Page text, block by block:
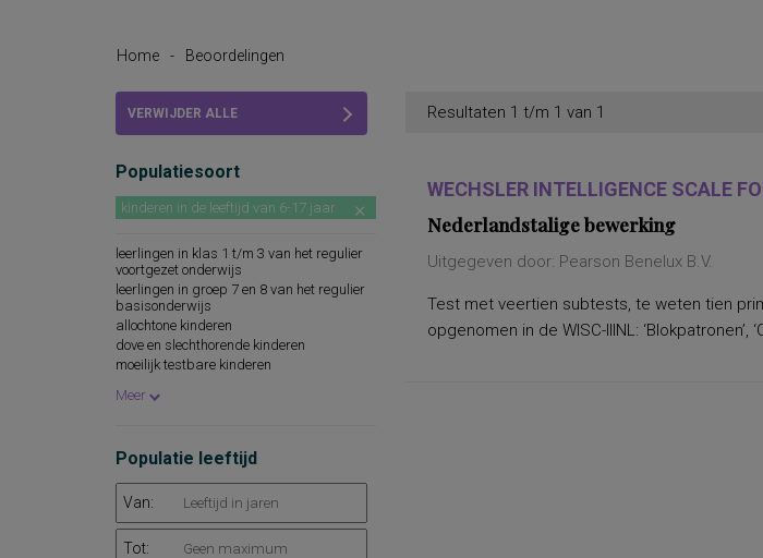
Home - Beoordelingen
VERWIJDER ALLE
Populatiesoort
kinderen in de leeftijd van 6-17 jaar
leerlingen in klas 1 t/m 3 van het regulier
voortgezet onderwijs
leerlingen in groep 7 en 8 van het regulier
basisonderwijs
allochtone kinderen
dove en slechthorende kinderen
moeilijk testbare kinderen
achterstand
leerlingen in groep 8 van het regulier
leerlingen in groep 7 en 8 van het speciaal
basisonderwijs
leerlingen in de hoogste groep van het
speciaal onderwijs
Meer
Populatie leeftijd
Van:
Tot:
Resultaten 1 t/m 1 van 1
WECHSLER INTELLIGENCE SCALE
Nederlandstalige bewerking
Uitgegeven door: Pearson Benelux B.V.
Test met veertien subtests, te weten tien
opgenomen in de WISC-IIINL: ‘Blokpatronen’,